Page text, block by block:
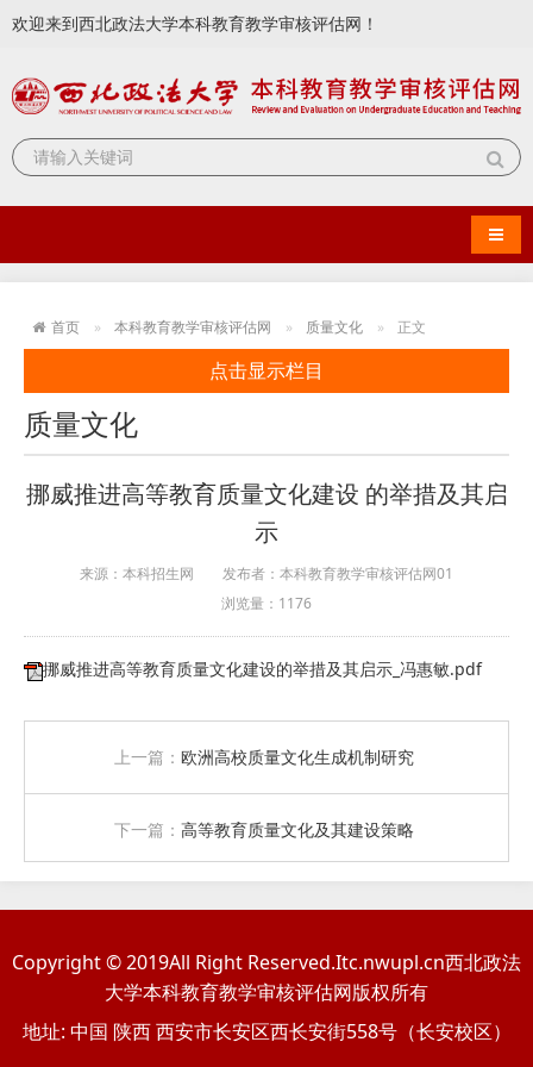
欢迎来到西北政法大学本科教育教学审核评估网！
导航
首页 本科教育教学审核评估网 质量文化 正文
点击显示栏目
质量文化
挪威推进高等教育质量文化建设 的举措及其启
示
来源：本科招生网
发布者：本科教育教学审核评估网01
浏览量： 1176
挪威推进高等教育质量文化建设的举措及其启示_冯惠敏.pdf
上一篇： 欧洲高校质量文化生成机制研究
下一篇： 高等教育质量文化及其建设策略
Copyright © 2019All Right Reserved.Itc.nwupl.cn西北政法
大学本科教育教学审核评估网版权所有
地址: 中国 陕西 西安市长安区西长安街558号（长安校区）